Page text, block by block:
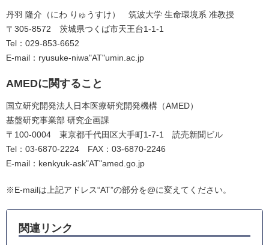
丹羽 隆介（にわ りゅうすけ） 筑波大学 生命環境系 准教授
〒305-8572 茨城県つくば市天王台1-1-1
Tel：029-853-6652
E-mail：ryusuke-niwa"AT"umin.ac.jp
AMEDに関すること
国立研究開発法人日本医療研究開発機構（AMED）
基盤研究事業部 研究企画課
〒100-0004 東京都千代田区大手町1-7-1 読売新聞ビル
Tel：03-6870-2224 FAX：03-6870-2246
E-mail：kenkyuk-ask"AT"amed.go.jp
※E-mailは上記アドレス“AT”の部分を@に変えてください。
関連リンク